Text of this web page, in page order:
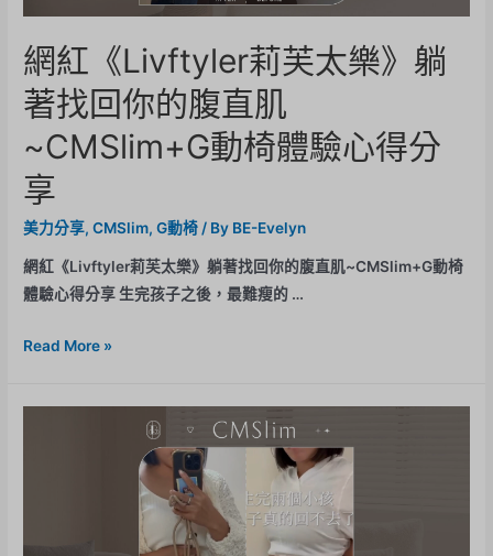
網紅《Livftyler莉芙太樂》躺
著找回你的腹直肌
~CMSlim+G動椅體驗心得分
享
美力分享,CMSlim,G動椅 / By BE-Evelyn
網紅《Livftyler莉芙太樂》躺著找回你的腹直肌~CMSlim+G動椅
體驗心得分享 生完孩子之後，最難瘦的 …
Read More »